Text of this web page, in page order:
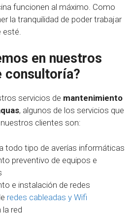
funcionen al máximo. Como
la tranquilidad de poder trabajar
en nuestros
consultoría?
servicios de mantenimiento
, algunos de los servicios que
clientes son:
todo tipo de averías informáticas
preventivo de equipos e
e instalación de redes
redes cableadas y Wifi
la red